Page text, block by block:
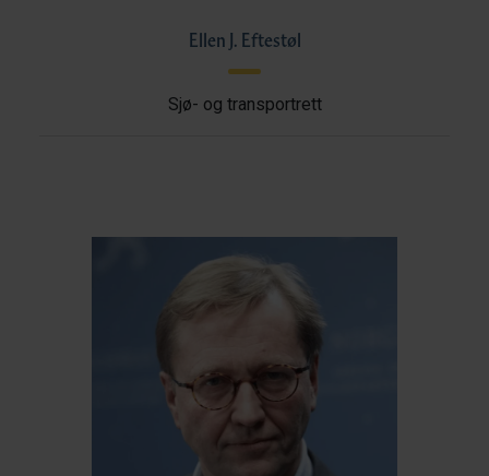
Ellen J. Eftestøl
Sjø- og transportrett